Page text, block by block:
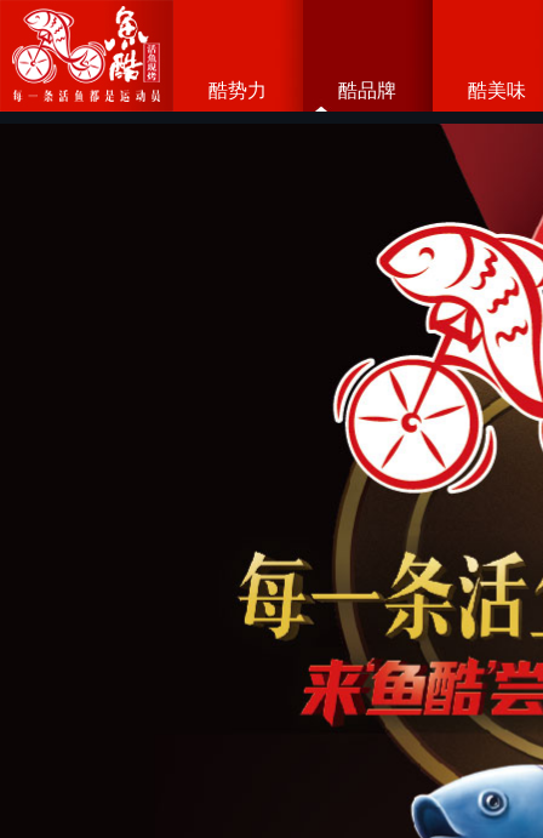
酷势力 酷品牌 酷美味